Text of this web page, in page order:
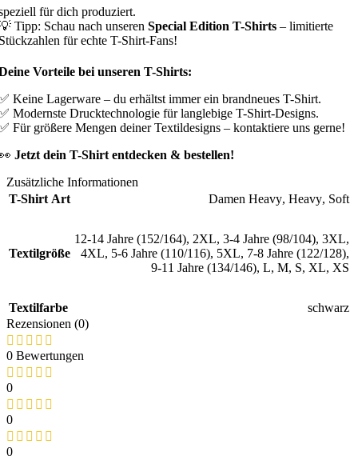
für dich produziert.
Tipp: Schau nach unseren Special Edition T-Shirts – limitierte
für echte T-Shirt-Fans!
Vorteile bei unseren T-Shirts:
Keine Lagerware – du erhältst immer ein brandneues T-Shirt.
Modernste Drucktechnologie für langlebige T-Shirt-Designs.
Für größere Mengen deiner Textildesigns – kontaktiere uns gerne!
Jetzt dein T-Shirt entdecken & bestellen!
Zusätzliche Informationen
T-Shirt Art
Damen Heavy, Heavy, Soft
Textilgröße
12-14 Jahre (152/164), 2XL, 3-4 Jahre (98/104), 3XL,
4XL, 5-6 Jahre (110/116), 5XL, 7-8 Jahre (122/128),
9-11 Jahre (134/146), L, M, S, XL, XS
Textilfarbe
schwarz
Rezensionen (0)
0 Bewertungen
0
0
0